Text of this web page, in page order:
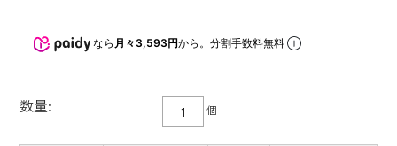
なら 月々3,593円から。分割手数料無料
数量: 個